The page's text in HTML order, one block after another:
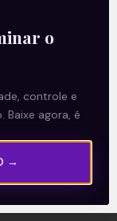
o
controle e
agora, é
→